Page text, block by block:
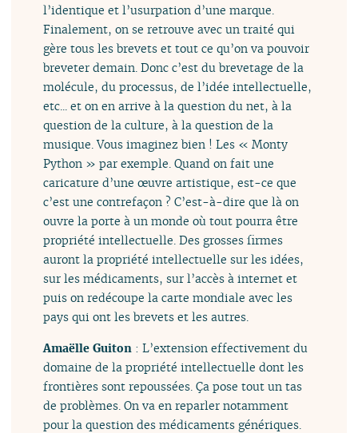
l’identique et l’usurpation d’une marque.
Finalement, on se retrouve avec un traité qui
gère tous les brevets et tout ce qu’on va pouvoir
breveter demain. Donc c’est du brevetage de la
molécule, du processus, de l’idée intellectuelle,
etc... et on en arrive à la question du net, à la
question de la culture, à la question de la
musique. Vous imaginez bien ! Les « Monty
Python » par exemple. Quand on fait une
caricature d’une œuvre artistique, est-ce que
c’est une contrefaçon ? C’est-à-dire que là on
ouvre la porte à un monde où tout pourra être
propriété intellectuelle. Des grosses firmes
auront la propriété intellectuelle sur les idées,
sur les médicaments, sur l’accès à internet et
puis on redécoupe la carte mondiale avec les
pays qui ont les brevets et les autres.
Amaëlle Guiton : L’extension effectivement du
domaine de la propriété intellectuelle dont les
frontières sont repoussées. Ça pose tout un tas
de problèmes. On va en reparler notamment
pour la question des médicaments génériques.